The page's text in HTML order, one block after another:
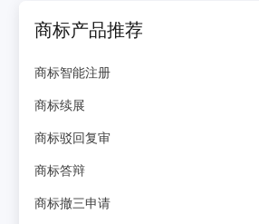
商标产品推荐
商标智能注册
商标续展
商标驳回复审
商标答辩
商标撤三申请